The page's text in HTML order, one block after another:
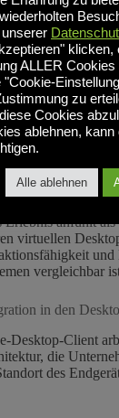
Videokonferenzen
eine Qualität,
Unterstützung
Microsoft
und
die virtuelle
dafür, dass
Clients ein
Erlebnis anfühlt
virtuellen
vergleichbar
in den
Desktop-Client
die
des
klicken,
ALLER Cookies
zu
Cookies
ablehnen,
Alle ablehnen